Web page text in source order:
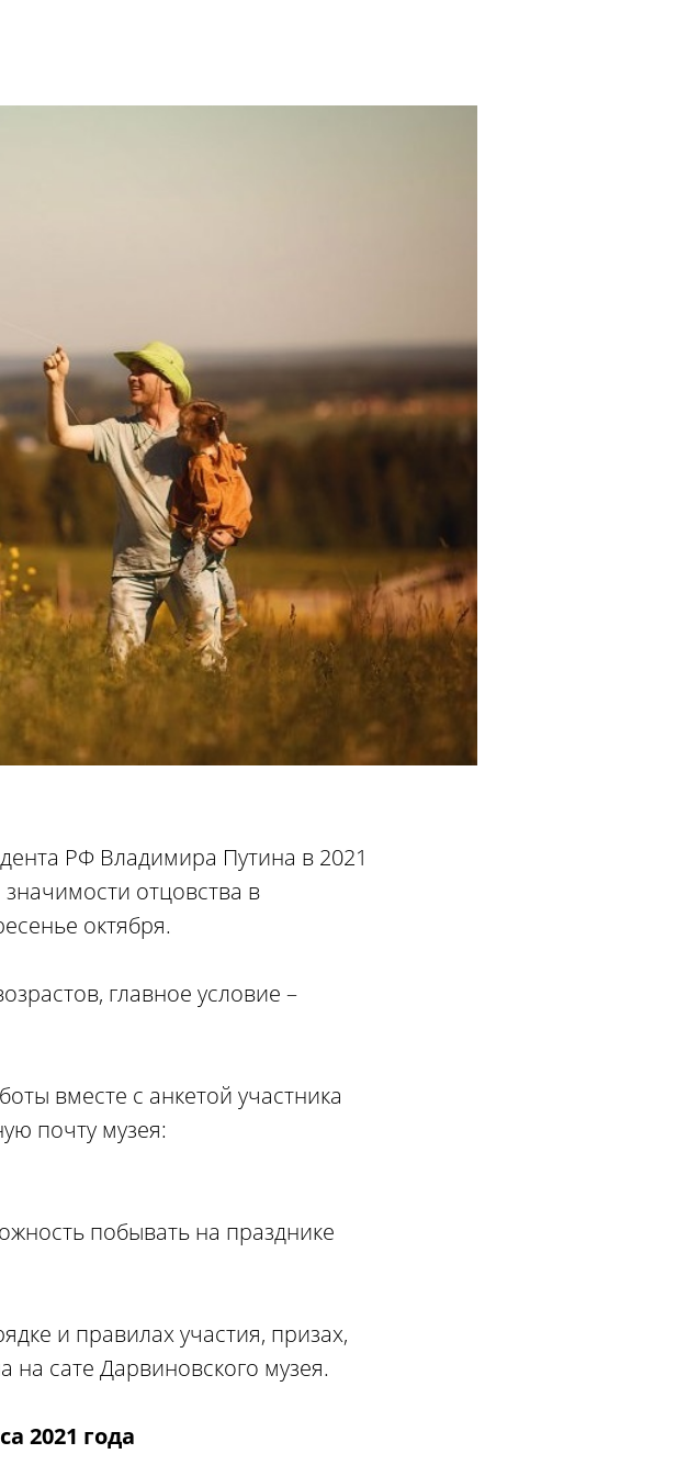
РФ Владимира Путина в 2021
отцовства в
октября.
главное условие –
вместе с анкетой участника
почту музея:
побывать на празднике
и правилах участия, призах,
на сате Дарвиновского музея.
2021 года